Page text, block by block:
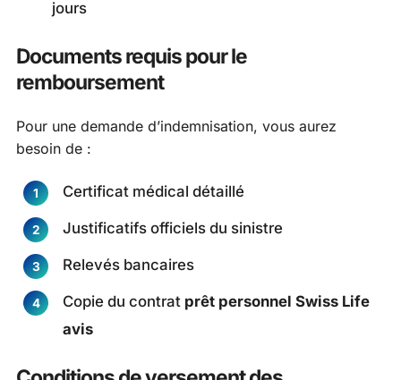
jours
Documents requis pour le
remboursement
Pour une demande d’indemnisation, vous aurez
besoin de :
Certificat médical détaillé
Justificatifs officiels du sinistre
Relevés bancaires
Copie du contrat prêt personnel Swiss Life
avis